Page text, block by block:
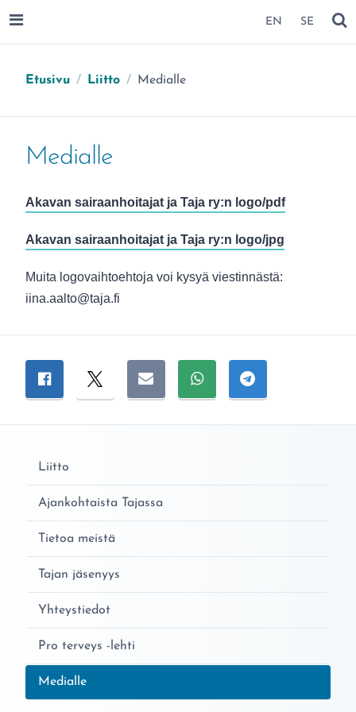
SIIRRY SIVUN SISÄLTÖÖN EN SE
Etusivu / Liitto / Olet täällä:
Medialle
Medialle
Akavan sairaanhoitajat ja Taja ry:n logo/pdf
Akavan sairaanhoitajat ja Taja ry:n logo/jpg
Muita logovaihtoehtoja voi kysyä viestinnästä:
iina.aalto@taja.fi
Jaa sivu
Jaa Facebookissa
Jaa TwitterissäJaa sähköpostitse
Jaa WhatsAppissa
Jaa
Liitto
Ajankohtaista Tajassa
Tietoa meistä
Tajan jäsenyys
Yhteystiedot
Pro terveys -lehti
Nykyinen sivu:
Medialle